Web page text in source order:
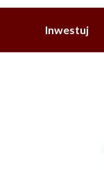
Inwestuj